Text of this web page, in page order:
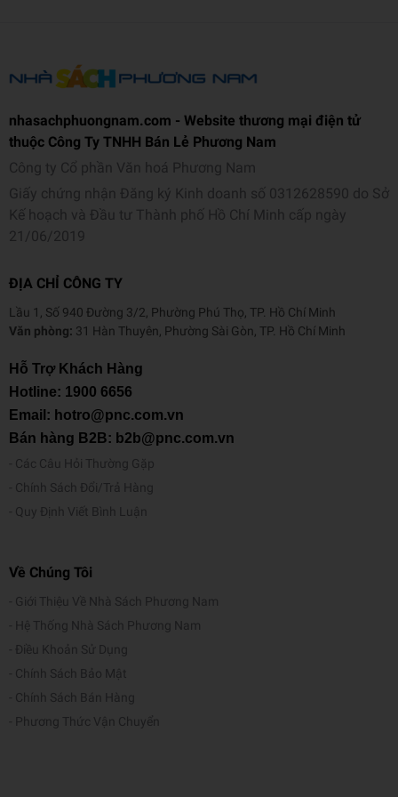
nhasachphuongnam.com - Website thương mại điện tử
thuộc Công Ty TNHH Bán Lẻ Phương Nam
Công ty Cổ phần Văn hoá Phương Nam
Giấy chứng nhận Đăng ký Kinh doanh số 0312628590 do Sở
Kế hoạch và Đầu tư Thành phố Hồ Chí Minh cấp ngày
21/06/2019
ĐỊA CHỈ CÔNG TY
Lầu 1, Số 940 Đường 3/2, Phường Phú Thọ, TP. Hồ Chí Minh
Văn phòng: 31 Hàn Thuyên, Phường Sài Gòn, TP. Hồ Chí Minh
Hỗ Trợ Khách Hàng
Hotline: 1900 6656
Email: hotro@pnc.com.vn
Bán hàng B2B: b2b@pnc.com.vn
Các Câu Hỏi Thường Gặp
Chính Sách Đổi/Trả Hàng
Quy Định Viết Bình Luận
Về Chúng Tôi
Giới Thiệu Về Nhà Sách Phương Nam
Hệ Thống Nhà Sách Phương Nam
Điều Khoản Sử Dụng
Chính Sách Bảo Mật
Chính Sách Bán Hàng
Phương Thức Vận Chuyển